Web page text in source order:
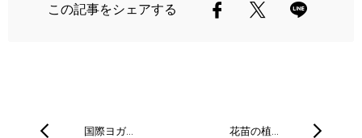
この記事をシェアする
国際ヨガ… 花苗の植…